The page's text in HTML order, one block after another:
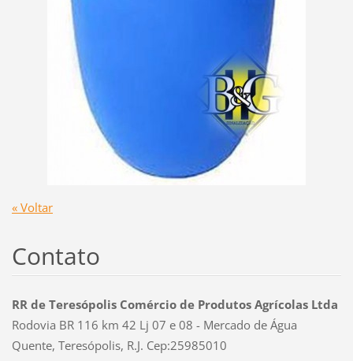
« Voltar
Contato
RR de Teresópolis Comércio de Produtos Agrícolas Ltda
Rodovia BR 116 km 42 Lj 07 e 08 - Mercado de Água
Quente, Teresópolis, R.J. Cep:25985010